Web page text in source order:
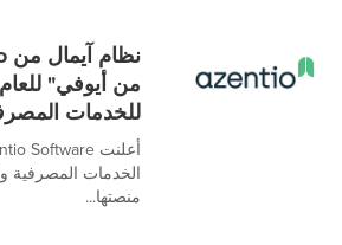
للخدمات
الخدمات المصرفية
منصتها...